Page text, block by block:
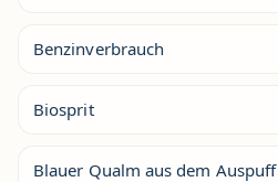
Benzinverbrauch
Biosprit
Blauer Qualm aus dem Auspuff